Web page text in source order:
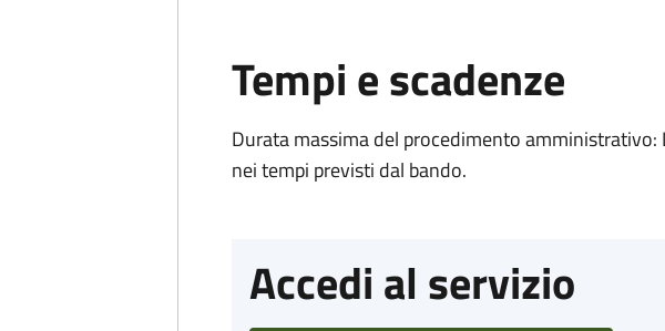
Tempi e scadenze
Durata massima del procedimento
nei tempi previsti dal bando.
Accedi al servizio